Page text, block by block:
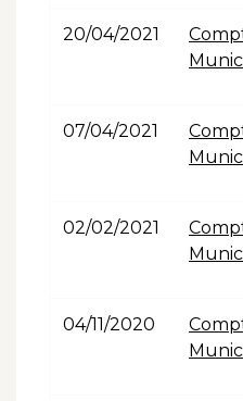
20/04/2021
07/04/2021
02/02/2021
04/11/2020